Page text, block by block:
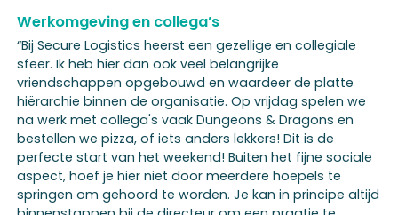
Werkomgeving en collega’s
“Bij Secure Logistics heerst een gezellige en collegiale
sfeer. Ik heb hier dan ook veel belangrijke
vriendschappen opgebouwd en waardeer de platte
hiërarchie binnen de organisatie. Op vrijdag spelen we
na werk met collega's vaak Dungeons & Dragons en
bestellen we pizza, of iets anders lekkers! Dit is de
perfecte start van het weekend! Buiten het fijne sociale
aspect, hoef je hier niet door meerdere hoepels te
springen om gehoord te worden. Je kan in principe altijd